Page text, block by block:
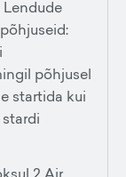
põhjusel
startida kui